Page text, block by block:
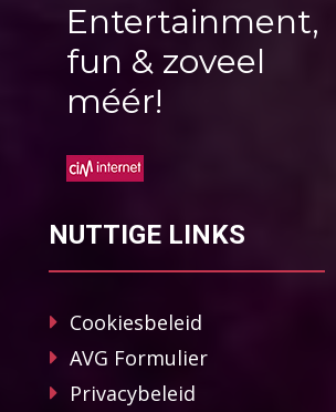
Entertainment,
fun & zoveel
méér!
NUTTIGE LINKS
Cookiesbeleid
AVG Formulier
Privacybeleid